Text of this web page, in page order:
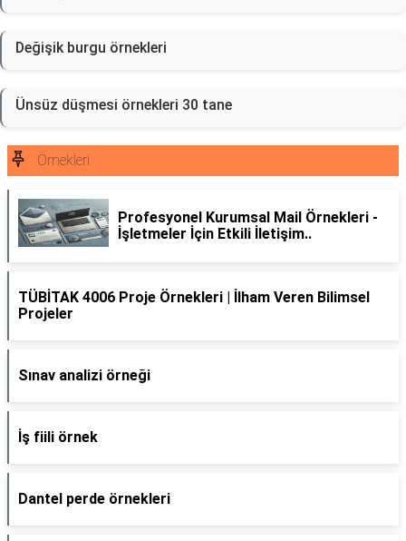
Değişik burgu örnekleri
Ünsüz düşmesi örnekleri 30 tane
Örnekleri
Profesyonel Kurumsal Mail Örnekleri -
İşletmeler İçin Etkili İletişim..
TÜBİTAK 4006 Proje Örnekleri | İlham Veren Bilimsel
Projeler
Sınav analizi örneği
İş fiili örnek
Dantel perde örnekleri